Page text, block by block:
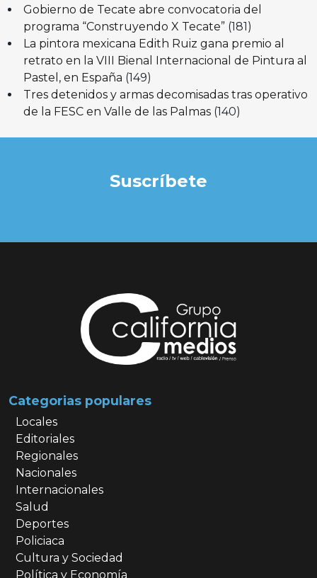
Gobierno de Tecate abre convocatoria del
programa “Construyendo X Tecate” (181)
La pintora mexicana Edith Ruiz gana premio al
retrato en la VIII Bienal Internacional de Pintura al
Pastel, en España (149)
Tres detenidos y armas decomisadas tras operativo
de la FESC en Valle de las Palmas (140)
Suscríbete
Categorias populares
Locales
Editoriales
Regionales
Nacionales
Internacionales
Salud
Deportes
Policiaca
Cultura y Sociedad
Política y Economía